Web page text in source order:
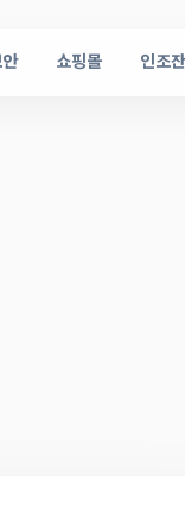
쇼핑몰 인조